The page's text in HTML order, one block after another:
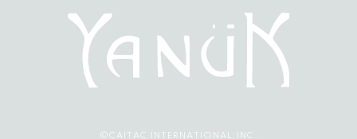
©CAITAC INTERNATIONAL,INC.